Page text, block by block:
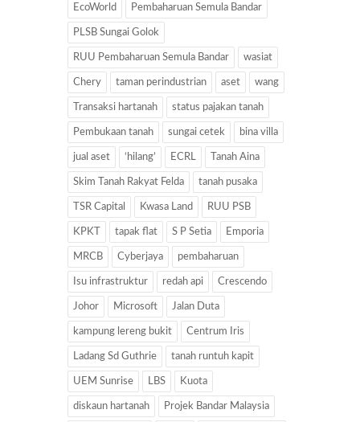
EcoWorld Pembaharuan Semula Bandar
PLSB Sungai Golok
RUU Pembaharuan Semula Bandar wasiat
Chery taman perindustrian aset wang
Transaksi hartanah status pajakan tanah
Pembukaan tanah sungai cetek bina villa
jual aset ‘hilang’ ECRL Tanah Aina
Skim Tanah Rakyat Felda tanah pusaka
TSR Capital Kwasa Land RUU PSB
KPKT tapak flat S P Setia Emporia
MRCB Cyberjaya pembaharuan
Isu infrastruktur redah api Crescendo
Johor Microsoft Jalan Duta
kampung lereng bukit Centrum Iris
Ladang Sd Guthrie tanah runtuh kapit
UEM Sunrise LBS Kuota
diskaun hartanah Projek Bandar Malaysia